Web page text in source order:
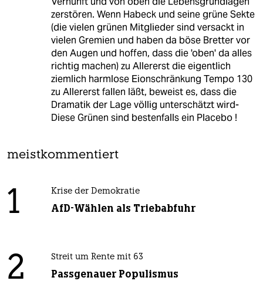
zerstören. Wenn Habeck und seine grüne Sekte
(die vielen grünen Mitglieder sind versackt in
vielen Gremien und haben da böse Bretter vor
den Augen und hoffen, dass die 'oben' da alles
richtig machen) zu Allererst die eigentlich
ziemlich harmlose Eionschränkung Tempo 130
zu Allererst fallen läßt, beweist es, dass die
Dramatik der Lage völlig unterschätzt wird-
Diese Grünen sind bestenfalls ein Placebo !
meistkommentiert
1 Krise der Demokratie
AfD-Wählen als Triebabfuhr
2 Streit um Rente mit 63
Passgenauer Populismus